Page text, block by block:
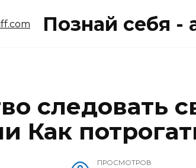
Познай себя -
следовать
Как
ПРОСМОТРОВ